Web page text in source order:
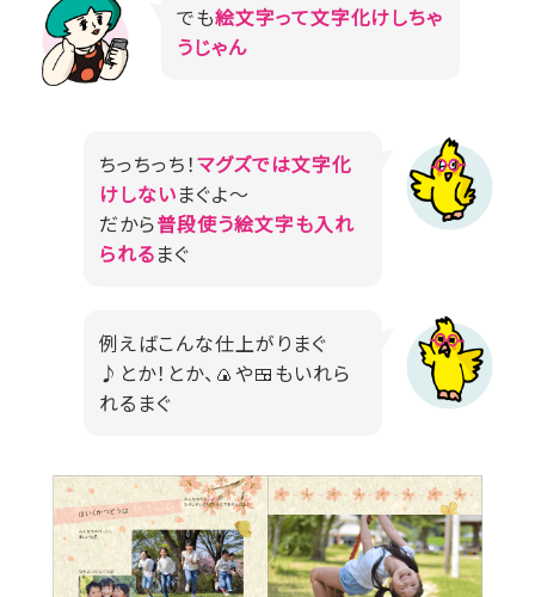
でも絵文字って文字化けしちゃ
うじゃん
ちっちっち！マグズでは文字化
けしないまぐよ～
だから普段使う絵文字も入れ
られるまぐ
例えばこんな仕上がりまぐ
♪とか！とか、🍙や🍱もいれら
れるまぐ